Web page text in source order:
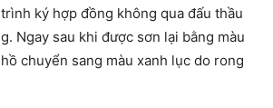
ký hợp đồng không qua đấu thầu
Ngay sau khi được sơn lại bằng màu
chuyển sang màu xanh lục do rong